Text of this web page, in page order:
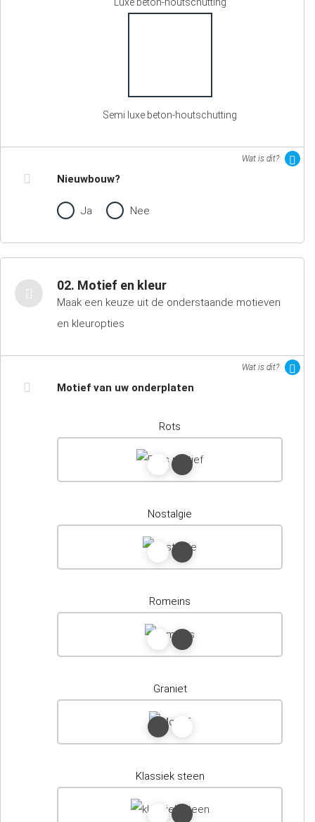
Semi luxe beton-houtschutting
Wat is dit?
Nieuwbouw?
Ja Nee
02. Motief en kleur
Maak een keuze uit de onderstaande motieven
en kleuropties
Wat is dit?
Motief van uw onderplaten
Rots
Nostalgie
Romeins
Graniet
Klassiek steen